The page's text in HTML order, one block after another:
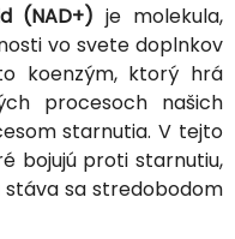
(NAD+) je molekula,
vo svete doplnkov
koenzým, ktorý hrá
procesoch našich
starnutia. V tejto
bojujú proti starnutiu,
stáva sa stredobodom